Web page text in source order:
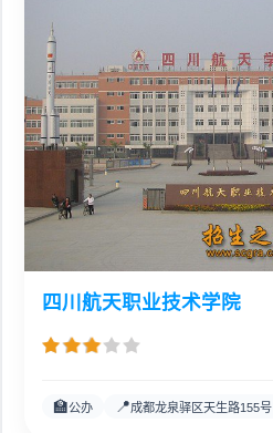
四川航天职业技术学院
🏫公办 📍成都龙泉驿区天生路155号